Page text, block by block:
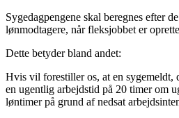
Sygedagpengene skal beregnes efter
lønmodtagere, når fleksjobbet er
Dette betyder bland andet:
Hvis vil forestiller os, at en sygemeldt,
en ugentlig arbejdstid på 20 timer om
løntimer på grund af nedsat